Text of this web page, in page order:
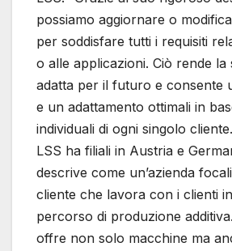
possiamo aggiornare o
per soddisfare tutti i requisiti
o alle applicazioni. Ciò rende la
adatta per il futuro e consente
e un adattamento ottimali in
individuali di ogni singolo
LSS ha filiali in Austria e
descrive come un’azienda
cliente che lavora con i clienti
percorso di produzione additiva.
offre non solo macchine ma